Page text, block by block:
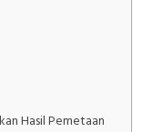
Hasil Pemetaan